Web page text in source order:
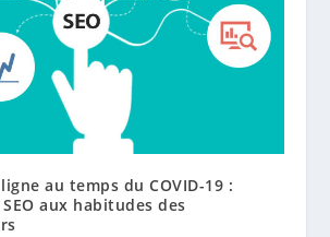
au temps du COVID-19 :
aux habitudes des